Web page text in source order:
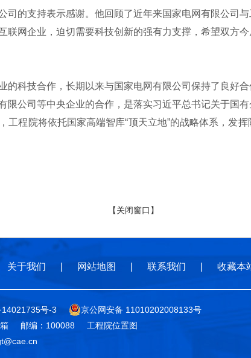
的支持表示感谢。他回顾了近年来国家电网有限公司
联网企业，迫切需要科技创新的强有力支撑，希望双方
科技合作，长期以来与国家电网有限公司保持了良好
限公司等中央企业的合作，是落实习近平总书记关于国
工程院将依托国家高端智库“顶天立地”的战略体系，发
【关闭窗口】
关于我们 网站地图 联系我们 收藏本
14021735号-3
京公网安备 11010202008133号
邮编：100088
工程院位置图